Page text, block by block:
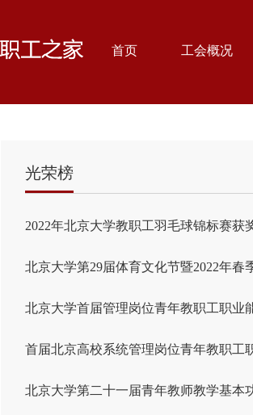
首页 工会概况
光荣榜
2022年北京大学教职工羽毛球锦标赛获
北京大学第29届体育文化节暨2022年春
北京大学首届管理岗位青年教职工职业
首届北京高校系统管理岗位青年教职工
北京大学第二十一届青年教师教学基本